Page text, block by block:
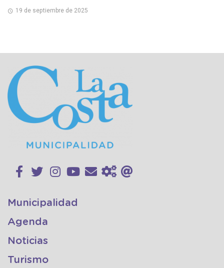
19 de septiembre de 2025
Municipalidad
Agenda
Noticias
Turismo